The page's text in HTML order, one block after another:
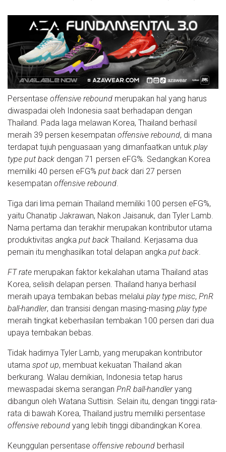
Persentase offensive rebound merupakan hal yang harus
diwaspadai oleh Indonesia saat berhadapan dengan
Thailand. Pada laga melawan Korea, Thailand berhasil
meraih 39 persen kesempatan offensive rebound, di mana
terdapat tujuh penguasaan yang dimanfaatkan untuk play
type put back dengan 71 persen eFG%. Sedangkan Korea
memiliki 40 persen eFG% put back dari 27 persen
kesempatan offensive rebound
Tiga dari lima pemain Thailand memiliki 100 persen eFG%,
yaitu Chanatip Jakrawan, Nakon Jaisanuk, dan Tyler Lamb.
Nama pertama dan terakhir merupakan kontributor utama
produktivitas angka put back Thailand. Kerjasama dua
pemain itu menghasilkan total delapan angka put back
FT rate merupakan faktor kekalahan utama Thailand atas
Korea, selisih delapan persen. Thailand hanya berhasil
meraih upaya tembakan bebas melalui play type misc, PnR
ball-handler, dan transisi dengan masing-masing play type
meraih tingkat keberhasilan tembakan 100 persen dari dua
upaya tembakan bebas.
Tidak hadirnya Tyler Lamb, yang merupakan kontributor
utama spot up, membuat kekuatan Thailand akan
berkurang. Walau demikian, Indonesia tetap harus
mewaspadai skema serangan PnR ball-handleryang
dibangun oleh Watana Suttisin. Selain itu, dengan tinggi rata-
rata di bawah Korea, Thailand justru memiliki persentase
offensive rebound yang lebih tinggi dibandingkan Korea.
Keunggulan persentase offensive rebound berhasil